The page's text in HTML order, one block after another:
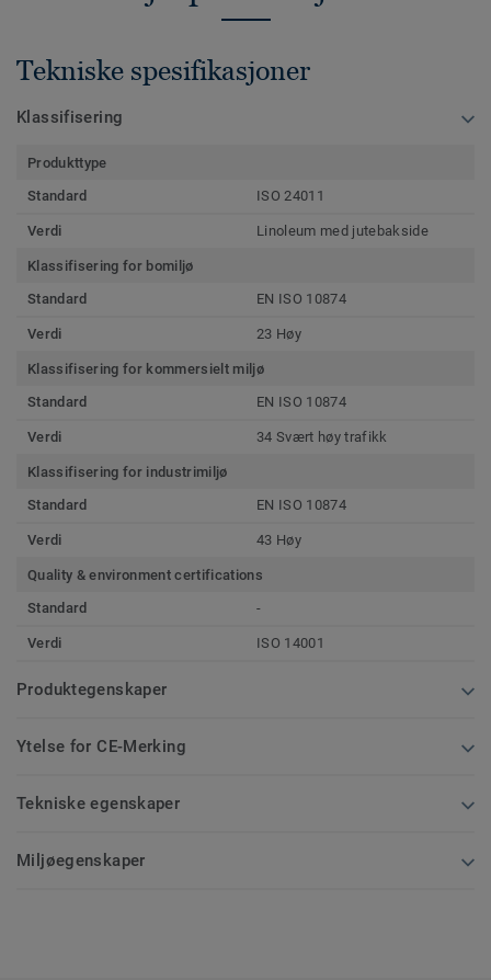
Tekniske spesifikasjoner
Klassifisering
Produkttype
Standard
ISO 24011
Verdi Linoleum med jutebakside
Klassifisering for bomiljø
Standard
EN ISO 10874
Verdi 23 Høy
Klassifisering for kommersielt miljø
Standard
EN ISO 10874
Verdi 34 Svært høy trafikk
Klassifisering for industrimiljø
Standard
EN ISO 10874
Verdi 43 Høy
Quality & environment certifications
Standard
-
Verdi ISO 14001
Produktegenskaper
Ytelse for CE-Merking
Tekniske egenskaper
Miljøegenskaper